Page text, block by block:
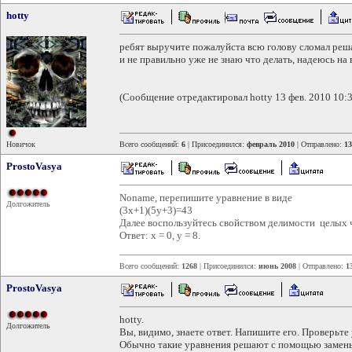
hotty
Новичок
ребят выручите пожалуйста всю голову сломал
и не правильно уже не знаю что делать, надеюсь
(Сообщение отредактировал hotty 13 фев. 2010
Всего сообщений: 6 | Присоединился: февраль 2010 | Отправлено:
ProstoVasya
Долгожитель
Noname, перепишите уравнение в виде
(3x+1)(5y+3)=43
Далее воспользуйтесь свойством делимости целых
Ответ: x = 0, y = 8.
Всего сообщений: 1268 | Присоединился: июнь 2008 | Отправлено:
ProstoVasya
Долгожитель
hotty.
Вы, видимо, знаете ответ. Напишите его. Проверьте
Обычно такие уравнения решают с помощью